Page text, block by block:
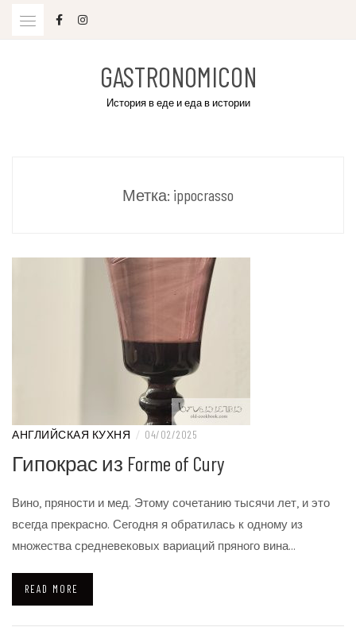
GASTRONOMICON
История в еде и еда в истории
Метка: ippocrasso
АНГЛИЙСКАЯ КУХНЯ / 04/02/2025
Гипокрас из Forme of Cury
Вино, пряности и мед. Этому сочетанию тысячи лет, и это
всегда прекрасно. Сегодня я обратилась к одному из
множества средневековых вариаций пряного вина…
READ MORE